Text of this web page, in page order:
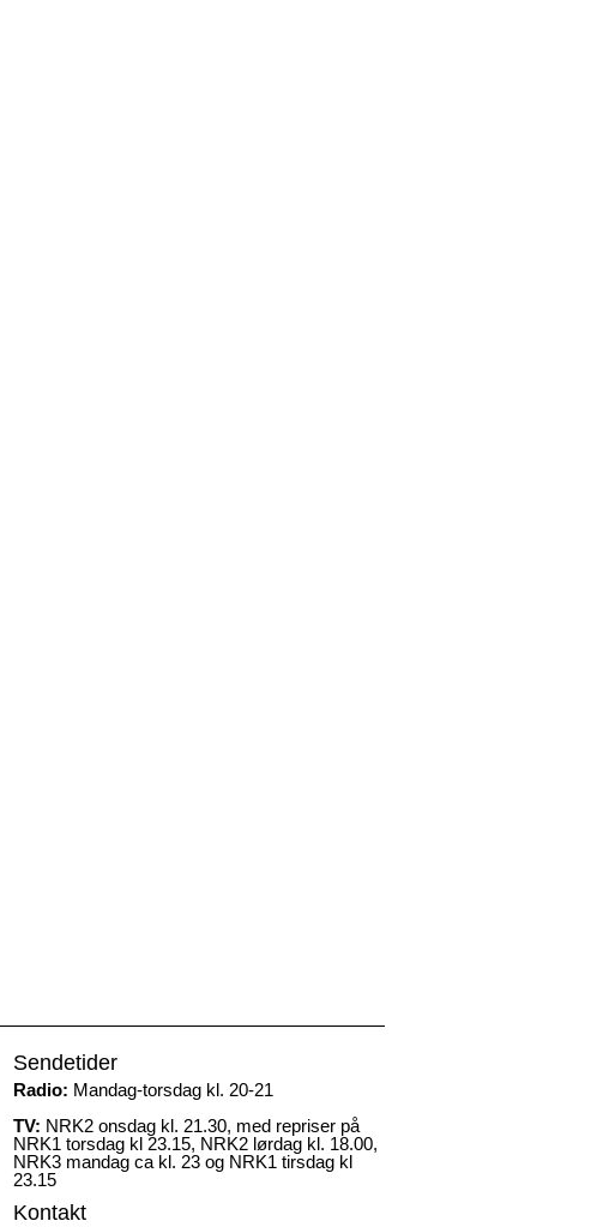
Sendetider
Radio: Mandag-torsdag kl. 20-21
TV: NRK2 onsdag kl. 21.30, med repriser på
NRK1 torsdag kl 23.15, NRK2 lørdag kl. 18.00,
NRK3 mandag ca kl. 23 og NRK1 tirsdag kl
23.15
Kontakt